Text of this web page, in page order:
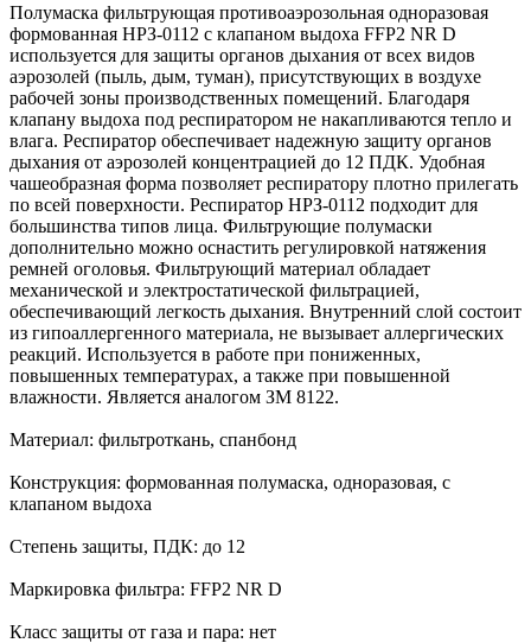
Полумаска фильтрующая противоаэрозольная одноразовая
формованная НРЗ-0112 с клапаном выдоха FFP2 NR D
используется для защиты органов дыхания от всех видов
аэрозолей (пыль, дым, туман), присутствующих в воздухе
рабочей зоны производственных помещений. Благодаря
клапану выдоха под респиратором не накапливаются тепло и
влага. Респиратор обеспечивает надежную защиту органов
дыхания от аэрозолей концентрацией до 12 ПДК. Удобная
чашеобразная форма позволяет респиратору плотно прилегать
по всей поверхности. Респиратор НРЗ-0112 подходит для
большинства типов лица. Фильтрующие полумаски
дополнительно можно оснастить регулировкой натяжения
ремней оголовья. Фильтрующий материал обладает
механической и электростатической фильтрацией,
обеспечивающий легкость дыхания. Внутренний слой состоит
из гипоаллергенного материала, не вызывает аллергических
реакций. Используется в работе при пониженных,
повышенных температурах, а также при повышенной
влажности. Является аналогом ЗМ 8122.
Материал: фильтроткань, спанбонд
Конструкция: формованная полумаска, одноразовая, с
клапаном выдоха
Степень защиты, ПДК: до 12
Маркировка фильтра: FFP2 NR D
Класс защиты от газа и пара: нет